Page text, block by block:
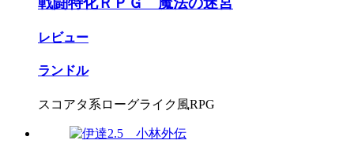
レビュー
ランドル
スコアタ系ローグライク風RPG